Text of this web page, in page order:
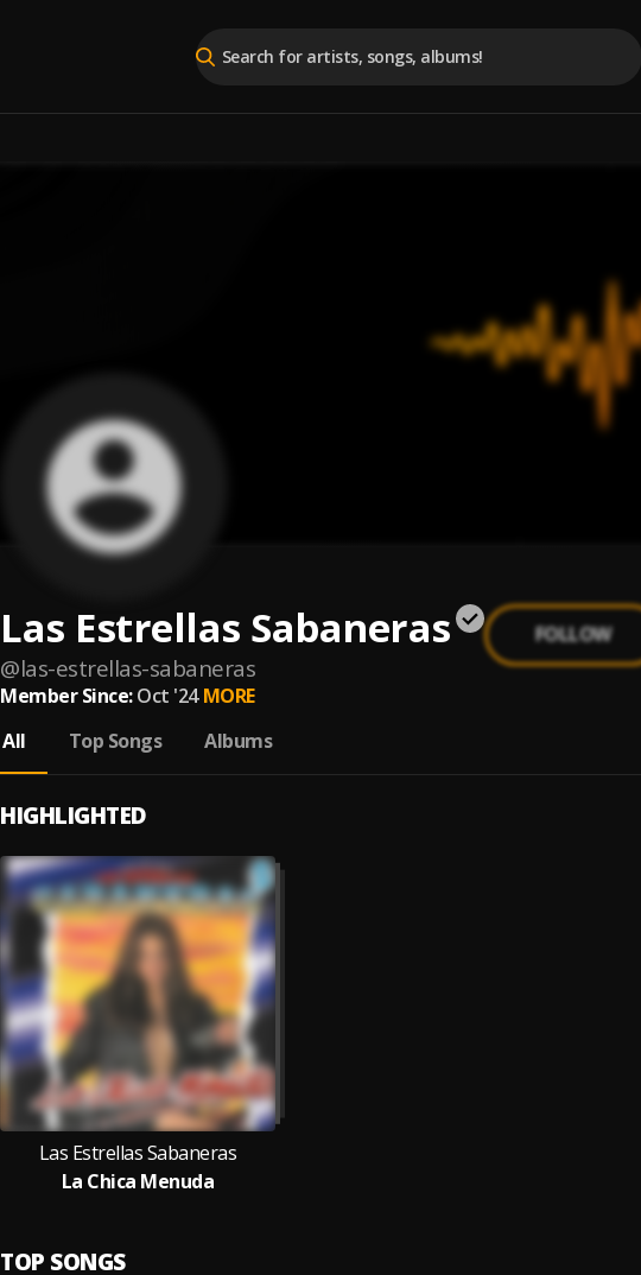
Las Estrellas Sabaneras
@las-estrellas-sabaneras
FOLLOW
Member Since: Oct '24 MORE
All
Top Songs Albums
HIGHLIGHTED
Las Estrellas Sabaneras
La Chica Menuda
TOP SONGS